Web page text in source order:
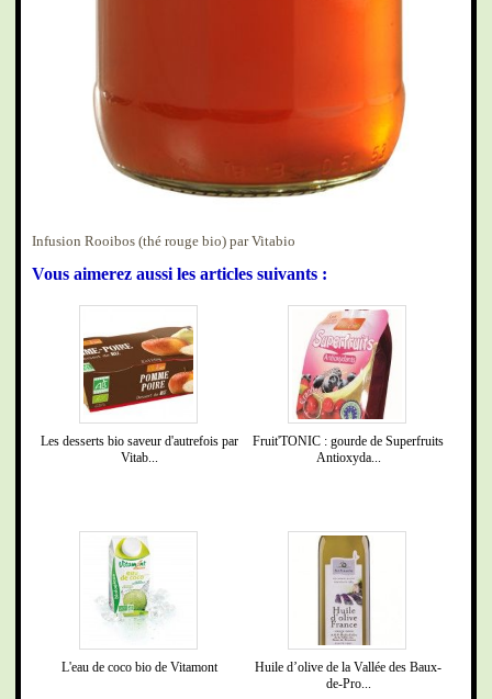
Infusion Rooibos (thé rouge bio) par Vitabio
Vous aimerez aussi les articles suivants :
Les desserts bio saveur d'autrefois par
Vitab...
Fruit'TONIC : gourde de Superfruits
Antioxyda...
L'eau de coco bio de Vitamont
Huile d’olive de la Vallée des Baux-
de-Pro...